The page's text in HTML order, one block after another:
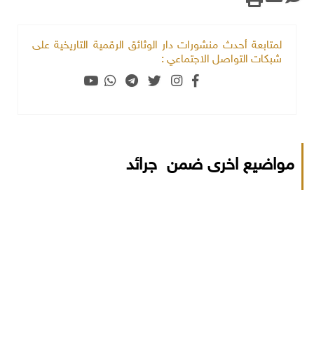
لمتابعة أحدث منشورات دار الوثائق الرقمية التاريخية على
شبكات التواصل الاجتماعي :
مواضيع اخرى ضمن جرائد